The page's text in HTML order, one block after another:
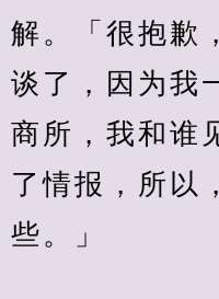
解。「很抱歉
谈了，因为我
商所，我和谁
了情报，所以
些。」